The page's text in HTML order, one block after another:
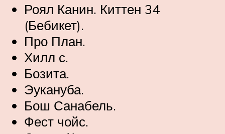
Роял Канин. Киттен 34
(Бебикет).
Про План.
Хилл с.
Бозита.
Эукануба.
Бош Санабель.
Фест чойс.